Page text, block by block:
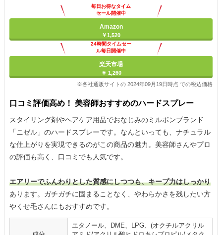
毎日お得なタイム
セール開催中
Amazon
￥1,520
24時間タイムセー
ル毎日開催中
楽天市場
￥ 1,260
※各社通販サイトの 2024年09月19日時点 での税込価格
口コミ評価高め！ 美容師おすすめのハードスプレー
スタイリング剤やヘアケア用品でおなじみのミルボンブランド
「ニゼル」のハードスプレーです。なんといっても、ナチュラル
な仕上がりを実現できるのがこの商品の魅力。美容師さんやプロ
の評価も高く、口コミでも人気です。
エアリーでふんわりとした質感にしつつも、キープ力はしっかり
あります。ガチガチに固まることなく、やわらかさを残したい方
やくせ毛さんにもおすすめです。
エタノール、DME、LPG、(オクチルアクリル